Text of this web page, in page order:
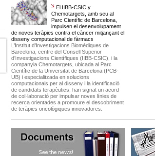
El IIBB-CSIC y
Chemotargets, amb seu al
Parc Científic de Barcelona,
impulsen el desenvolupament
de noves teràpies contra el càncer mitjançant el
disseny computacional de fàrmacs
L’Institut d’Investigacions Biomèdiques de
Barcelona, centre del Consell Superior
d’Investigacions Científiques (IIBB-CSIC), i la
companyia Chemotargets, ubicada al Parc
Científic de la Universitat de Barcelona (PCB-
UB) i especialitzada en solucions
computacionals per al disseny i la identificació
de candidats terapèutics, han signat un acord
de col·laboració per impulsar noves línies de
recerca orientades a promoure el descobriment
de teràpies oncològiques innovadores.